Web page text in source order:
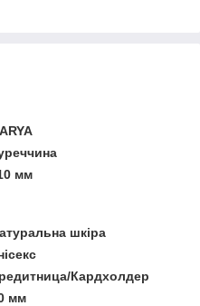
мм
шкіра
Кардхолдер
мм